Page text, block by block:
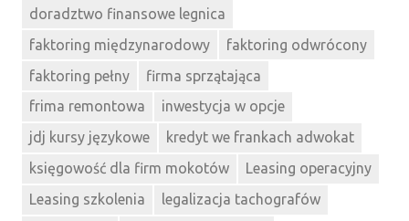
doradztwo finansowe legnica
faktoring międzynarodowy
faktoring odwrócony
faktoring pełny
firma sprzątająca
frima remontowa
inwestycja w opcje
jdj kursy językowe
kredyt we frankach adwokat
księgowość dla firm mokotów
Leasing operacyjny
Leasing szkolenia
legalizacja tachografów